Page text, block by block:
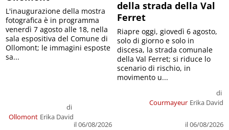
Ollomont
di
Erika David
il 06/08/2026
L'inaugurazione della mostra
fotografica è in programma
venerdì 7 agosto alle 18, nella
sala espositiva del Comune di
Ollomont; le immagini esposte
sa...
della strada della Val
Ferret
Courmayeur
di
Erika David
il 06/08/2026
Riapre oggi, giovedì 6 agosto,
solo di giorno e solo in
discesa, la strada comunale
della Val Ferret; si riduce lo
scenario di rischio, in
movimento u...